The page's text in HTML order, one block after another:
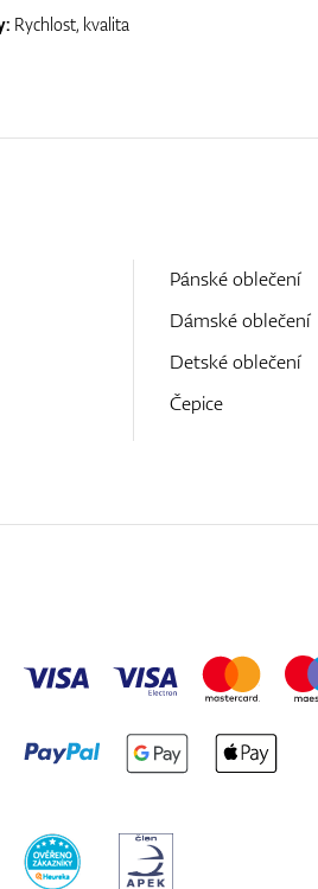
Rychlost, kvalita
Pánské oblečení
Dámské oblečení
Detské oblečení
Čepice